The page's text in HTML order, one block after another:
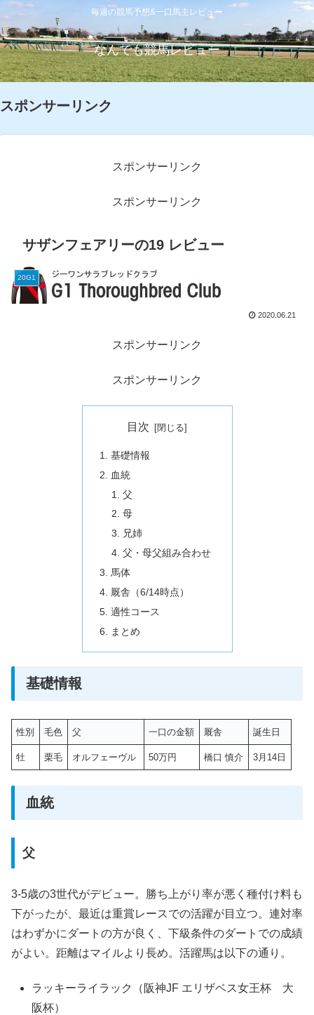
毎週の競馬予想&一口馬主レビュー
なんでも競馬レビュー
スポンサーリンク
スポンサーリンク
スポンサーリンク
サザンフェアリーの19 レビュー
20G1
2020.06.21
スポンサーリンク
スポンサーリンク
目次
基礎情報
血統
父
母
兄姉
父・母父組み合わせ
馬体
厩舎（6/14時点）
適性コース
まとめ
基礎情報
性別 毛色 父 一口の金額 厩舎 誕生日
牡 栗毛 オルフェーヴル 50万円 橋口 慎介 3月14日
血統
父
3-5歳の3世代がデビュー。勝ち上がり率が悪く種付け料も
下がったが、最近は重賞レースでの活躍が目立つ。連対率
はわずかにダートの方が良く、下級条件のダートでの成績
がよい。距離はマイルより長め。活躍馬は以下の通り。
ラッキーライラック（阪神JF エリザベス女王杯 大
阪杯）